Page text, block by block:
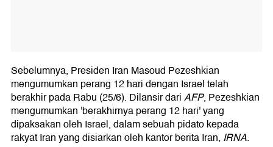
Sebelumnya, Presiden Iran Masoud Pezeshkian
mengumumkan perang 12 hari dengan Israel telah
berakhir pada Rabu (25/6). Dilansir dariAFP, Pezeshkian
mengumumkan 'berakhirnya perang 12 hari' yang
dipaksakan oleh Israel, dalam sebuah pidato kepada
rakyat Iran yang disiarkan oleh kantor berita Iran, IRNA.